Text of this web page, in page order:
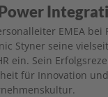
EMEA
Styner seine
ein. Sein
für Innovation